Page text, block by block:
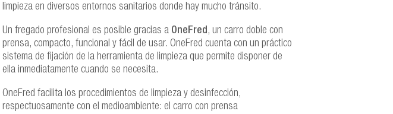
limpieza en diversos entornos sanitarios donde hay mucho tránsito.
Un fregado profesional es posible gracias a OneFred, un carro doble con
prensa, compacto, funcional y fácil de usar. OneFred cuenta con un práctico
sistema de fijación de la herramienta de limpieza que permite disponer de
ella inmediatamente cuando se necesita.
OneFred facilita los procedimientos de limpieza y desinfección,
respectuosamente con el medioambiente: el carro con prensa